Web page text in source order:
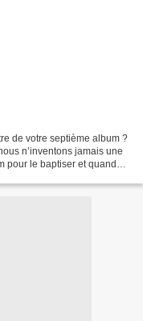
de votre septième album ?
n’inventons jamais une
pour le baptiser et quand